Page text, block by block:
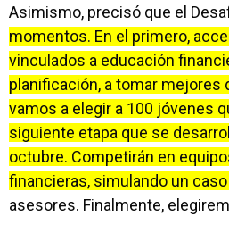
Asimismo, precisó que el
momentos. En el primero,
vinculados a educación
planificación, a tomar mejores
vamos a elegir a 100 jóvenes
siguiente etapa que se
octubre. Competirán en
financieras, simulando un caso
asesores. Finalmente,